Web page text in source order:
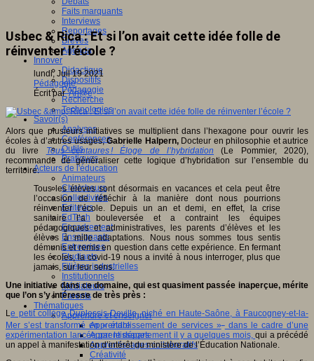
Faits marquants
Interviews
Reportages
Brèves
Agenda
Innover
Didactique
Dispositifs
Pédagogie
Recherche
Technologies
Savoir(s)
Analyses
Conférences
Outils
Pratiques
Acteurs de l'éducation
Animateurs
Chercheurs
Collectivités
Editeurs
EdTech
Encadrement
Enseignants
Entreprises
Etudiants
Filières industrielles
Institutionnels
Médiateurs
Parents
Thématiques
Apprendre et enseigner
Apprendre
Apprentissages
Apprentissages collaboratifs
Créativité
Usbec & Rica : Et si l’on avait cette idée folle de
réinventer l’école ?
lundi, Juil 19 2021
Pédagogie
Écrit parAn@é
Alors que plusieurs initiatives se multiplient dans l’hexagone pour ouvrir les
écoles à d’autres usages,Gabrielle Halpern,Docteur en philosophie et autrice
du livre Tous centaures ! Éloge de l’hybridation (Le Pommier, 2020),
recommande de généraliser cette logique d’hybridation sur l’ensemble du
territoire.
Tous les élèves sont désormais en vacances et cela peut être
l’occasion de réfléchir à la manière dont nous pourrions
réinventer l’école. Depuis un an et demi, en effet, la crise
sanitaire l’a bouleversée et a contraint les équipes
pédagogiques et administratives, les parents d’élèves et les
élèves à mille adaptations. Nous nous sommes tous sentis
démunis et remis en question dans cette expérience. En fermant
les écoles, la covid-19 nous a invité à nous interroger, plus que
jamais, sur leur sens.
Une initiative dans ce domaine, qui est quasiment passée inaperçue, mérite
que l’on s’y intéresse de très près :
Le petit collège Duplessis-Deville, niché en Haute-Saône, à Faucogney-et-la-
Mer s’est transformé en « établissement de services » dans le cadre d’une
expérimentation lancée par le département il y a quelques mois, qui a précédé
un appel à manifestation d’intérêt du ministère de l’Éducation Nationale.